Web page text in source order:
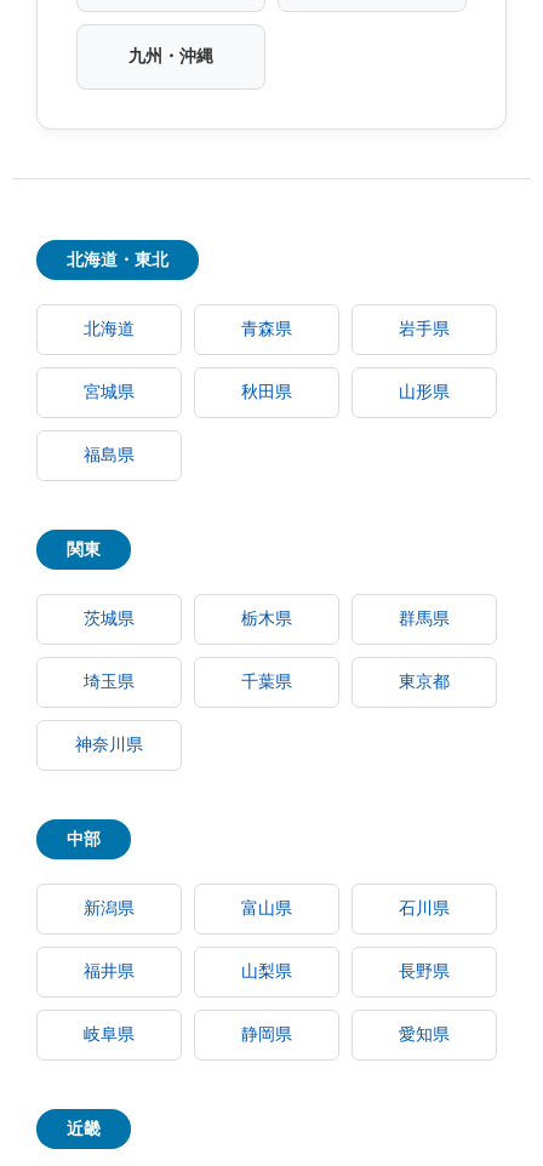
九州・沖縄
北海道・東北
北海道 青森県 岩手県
宮城県 秋田県 山形県
福島県
関東
茨城県 栃木県 群馬県
埼玉県 千葉県 東京都
神奈川県
中部
新潟県 富山県 石川県
福井県 山梨県 長野県
岐阜県 静岡県 愛知県
近畿